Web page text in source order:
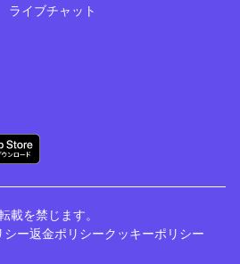
ライブチャット
載を禁じます。
シー返金ポリシークッキーポリシー